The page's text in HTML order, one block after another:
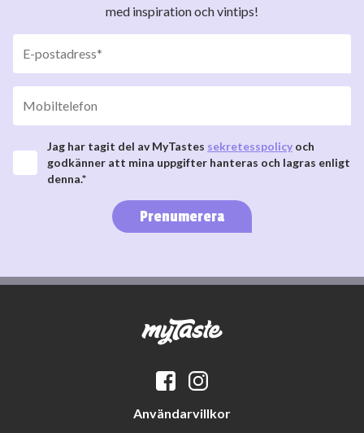
med inspiration och vintips!
Jag har tagit del av MyTastes sekretesspolicy och
godkänner att mina uppgifter hanteras och lagras enligt
denna.*
Prenumerera
Användarvillkor